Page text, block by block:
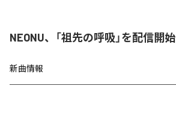
NEONU、「祖先の呼吸」を配信開始
新曲情報